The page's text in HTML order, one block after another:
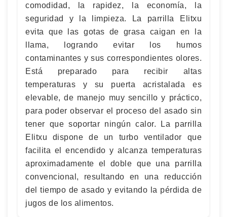
comodidad, la rapidez, la economía, la
seguridad y la limpieza. La parrilla Elitxu
evita que las gotas de grasa caigan en la
llama, logrando evitar los humos
contaminantes y sus correspondientes olores.
Está preparado para recibir altas
temperaturas y su puerta acristalada es
elevable, de manejo muy sencillo y práctico,
para poder observar el proceso del asado sin
tener que soportar ningún calor. La parrilla
Elitxu dispone de un turbo ventilador que
facilita el encendido y alcanza temperaturas
aproximadamente el doble que una parrilla
convencional, resultando en una reducción
del tiempo de asado y evitando la pérdida de
jugos de los alimentos.